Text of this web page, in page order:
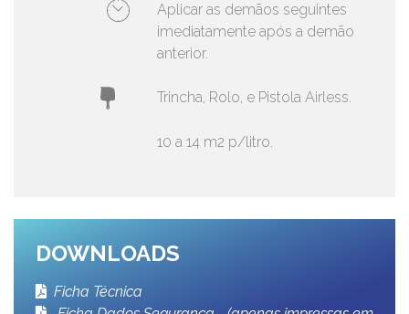
Aplicar as demãos seguintes
imediatamente após a demão
anterior.
Trincha, Rolo, e Pistola Airless.
10 a 14 m2 p/litro.
DOWNLOADS
Ficha Técnica